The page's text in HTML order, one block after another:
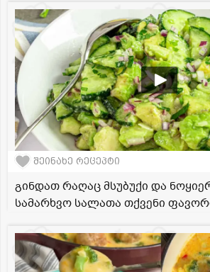
შეინახე რეცეპტი
გინდათ რაღაც მსუბუქი და
სამარხვო სალათა თქვენი